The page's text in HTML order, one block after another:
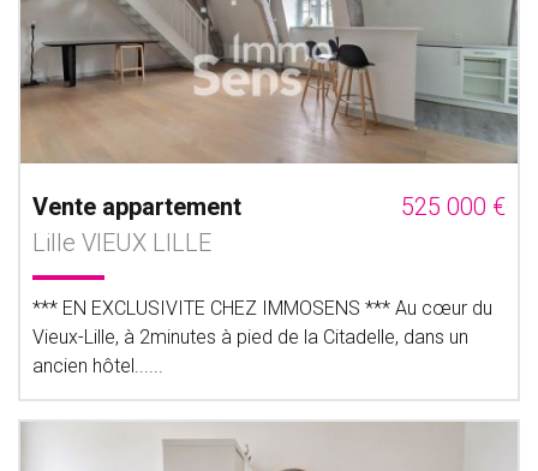
Vente appartement
525 000 €
Lille VIEUX LILLE
*** EN EXCLUSIVITE CHEZ IMMOSENS *** Au cœur du
Vieux-Lille, à 2minutes à pied de la Citadelle, dans un
ancien hôtel......